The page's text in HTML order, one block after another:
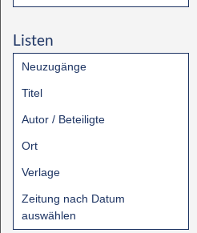
Listen
Neuzugänge
Titel
Autor / Beteiligte
Ort
Verlage
Zeitung nach Datum
auswählen